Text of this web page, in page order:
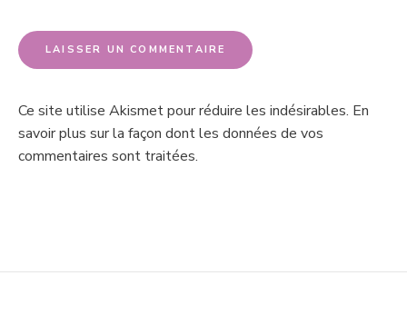
Ce site utilise Akismet pour réduire les indésirables. En
savoir plus sur la façon dont les données de vos
commentaires sont traitées.